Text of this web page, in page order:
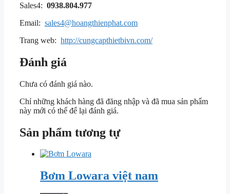
Sales4: 0938.804.977
Email: sales4@hoangthienphat.com
Trang web: http://cungcapthietbivn.com/
Đánh giá
Chưa có đánh giá nào.
Chỉ những khách hàng đã đăng nhập và đã mua sản phẩm
này mới có thể để lại đánh giá.
Sản phẩm tương tự
Bơm Lowara việt nam